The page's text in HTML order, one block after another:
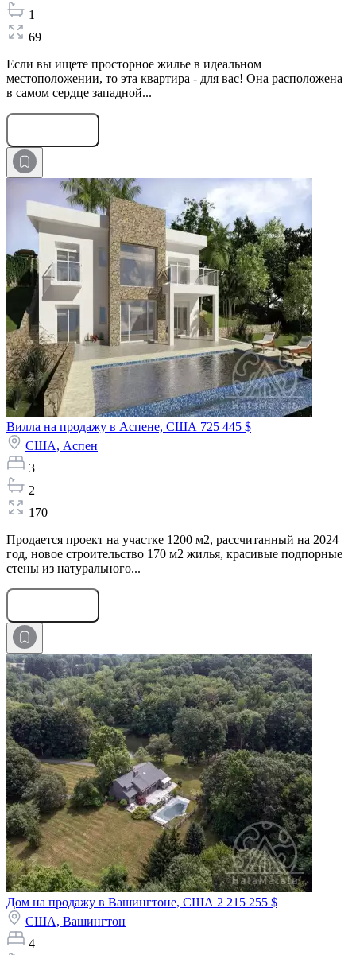
1
69
Если вы ищете просторное жилье в идеальном
местоположении, то эта квартира - для вас! Она расположена
в самом сердце западной...
Вилла на продажу в Аспене, США 725 445 $
США, Аспен
3
2
170
Продается проект на участке 1200 м2, рассчитанный на 2024
год, новое строительство 170 м2 жилья, красивые подпорные
стены из натурального...
Дом на продажу в Вашингтоне, США 2 215 255 $
США, Вашингтон
4